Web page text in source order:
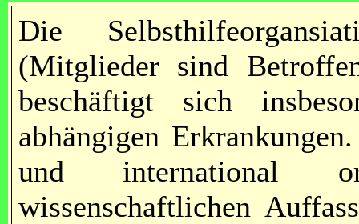
Die
(Mitglieder sind
beschäftigt sich
abhängigen
und international
wissenschaftlichen